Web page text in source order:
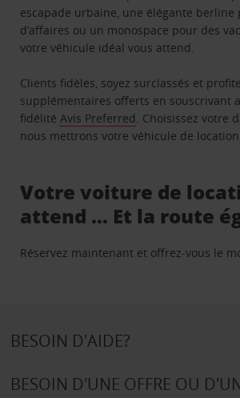
escapade urbaine, une élégante berline
d’affaires ou un monospace pour des
votre véhicule idéal vous attend.
Clients fidèles, soyez surclassés et
supplémentaires offerts en souscrivant
fidélitéAvis Preferred. Choisissez votre
nous mettrons votre véhicule de
Votre voiture de
attend … Et la route
Réservez maintenant et offrez-vous le
BESOIN D'AIDE?
BESOIN D'UNE OFFRE OU